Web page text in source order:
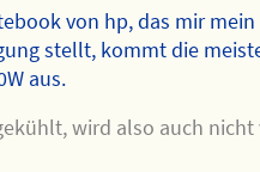
von hp, das mir mein
stellt, kommt die
aus.
wird also auch nicht